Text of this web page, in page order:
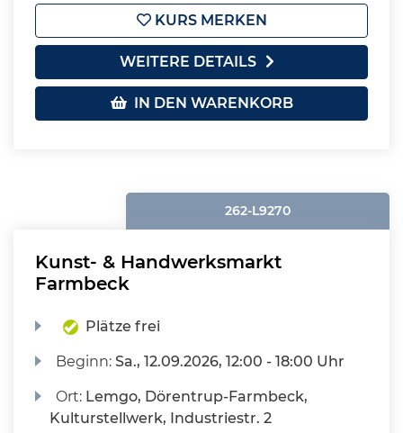
KURS MERKEN
WEITERE DETAILS
IN DEN WARENKORB
262-L9270
Kunst- & Handwerksmarkt
Farmbeck
Plätze frei
Beginn:Sa., 12.09.2026, 12:00 - 18:00 Uhr
Ort: Lemgo, Dörentrup-Farmbeck,
Kulturstellwerk, Industriestr. 2